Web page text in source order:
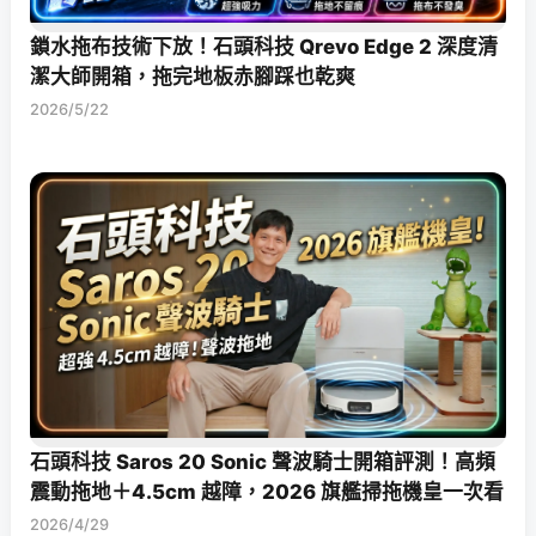
鎖水拖布技術下放！石頭科技 Qrevo Edge 2 深度清
潔大師開箱，拖完地板赤腳踩也乾爽
2026/5/22
石頭科技 Saros 20 Sonic 聲波騎士開箱評測！高頻
震動拖地＋4.5cm 越障，2026 旗艦掃拖機皇一次看
2026/4/29